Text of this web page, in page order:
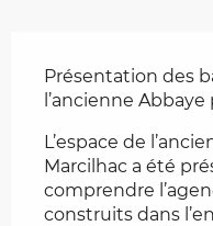
Présentation des
l’ancienne
L’espace de
Marcilhac a été
comprendre
construits dans